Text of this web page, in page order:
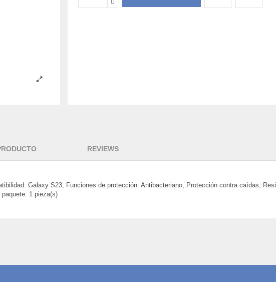
REVIEWS
Galaxy S23, Funciones de protección: Antibacteriano, Protección contra caídas,
1 pieza(s)